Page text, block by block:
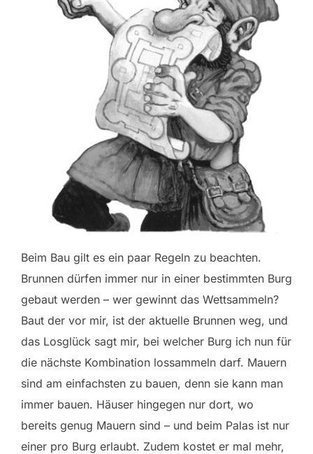
Beim Bau gilt es ein paar Regeln zu beachten.
Brunnen dürfen immer nur in einer bestimmten Burg
gebaut werden – wer gewinnt das Wettsammeln?
Baut der vor mir, ist der aktuelle Brunnen weg, und
das Losglück sagt mir, bei welcher Burg ich nun für
die nächste Kombination lossammeln darf. Mauern
sind am einfachsten zu bauen, denn sie kann man
immer bauen. Häuser hingegen nur dort, wo
bereits genug Mauern sind – und beim Palas ist nur
einer pro Burg erlaubt. Zudem kostet er mal mehr,